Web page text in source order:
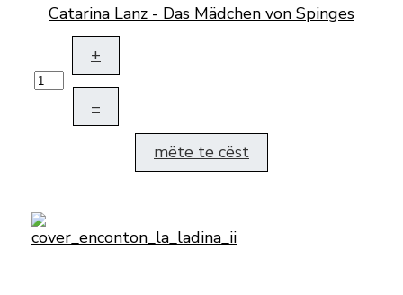
Catarina Lanz - Das Mädchen von Spinges
+
–
mëte te cëst